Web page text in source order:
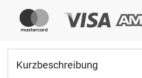
Kurzbeschreibung